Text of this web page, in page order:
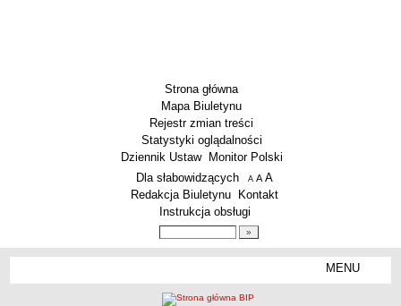
Strona główna
Mapa Biuletynu
Rejestr zmian treści
Statystyki oglądalności
Dziennik Ustaw
Monitor Polski
Menu dodatkowe
Dla słabowidzących A pomniejsz czcionkę
A standardowy rozmiar czcionki
A
Redakcja Biuletynu
Kontakt
Instrukcja obsługi
MENU